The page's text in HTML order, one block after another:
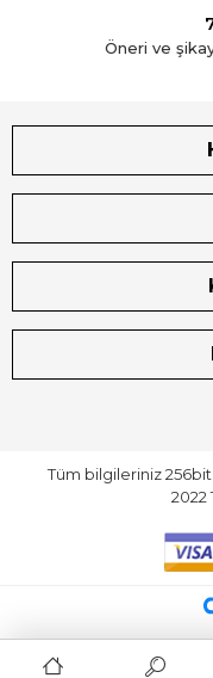
Öneri ve
Tüm bilgileriniz
2022